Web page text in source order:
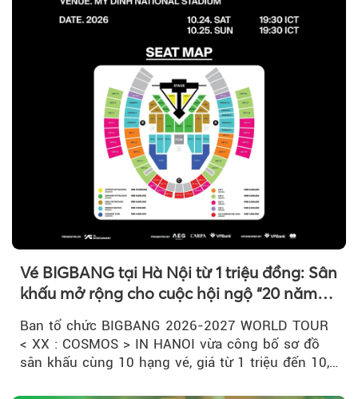
Vé BIGBANG tại Hà Nội từ 1 triệu đồng: Sân
khấu mở rộng cho cuộc hội ngộ “20 năm
có một”
Ban tổ chức BIGBANG 2026-2027 WORLD TOUR
< XX : COSMOS > IN HANOI vừa công bố sơ đồ
sân khấu cùng 10 hạng vé, giá từ 1 triệu đến 10,5